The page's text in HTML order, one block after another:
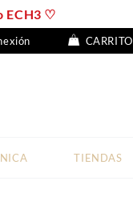
ECH3 ♡
CARRITO
TIENDAS